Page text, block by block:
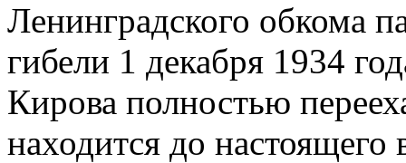
Ленинградского обкома
гибели 1 декабря 1934
Кирова полностью
находится до настоящего